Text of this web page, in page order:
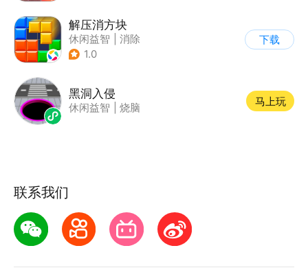
解压消方块
休闲益智
消除
1.0
下载
黑洞入侵
休闲益智 烧脑
马上玩
联系我们